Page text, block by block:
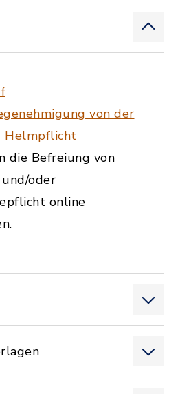
von der
Helmpflicht
die Befreiung von
oder
online